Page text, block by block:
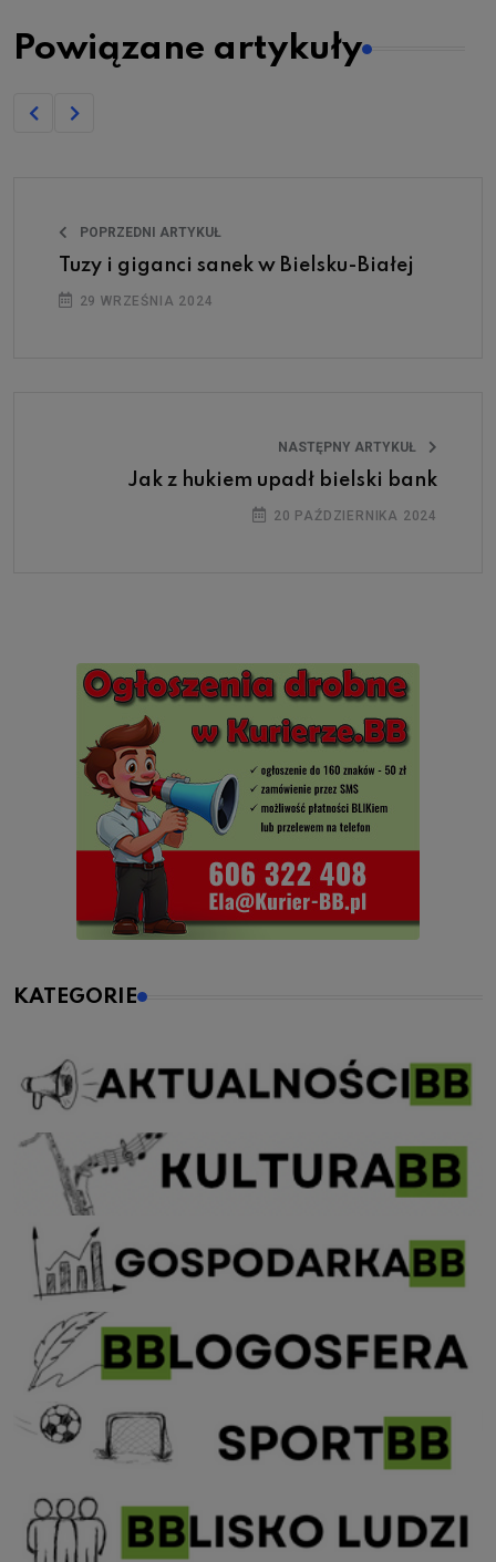
Powiązane artykuły
POPRZEDNI ARTYKUŁ
Tuzy i giganci sanek w Bielsku-Białej
29 WRZEŚNIA 2024
NASTĘPNY ARTYKUŁ
Jak z hukiem upadł bielski bank
20 PAŹDZIERNIKA 2024
KATEGORIE